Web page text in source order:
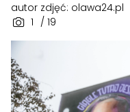
1 / 19
autor zdjęć: olawa24.pl